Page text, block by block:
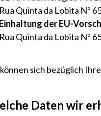
Rua Quinta da Lobita Nº
Einhaltung der EU-
Rua Quinta da Lobita Nº
sich bezüglich
Daten wir